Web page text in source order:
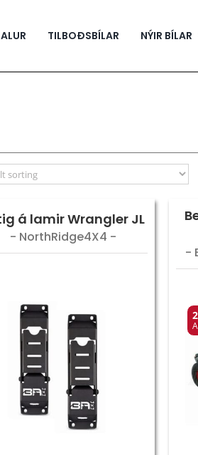
TILBOÐSBÍLAR NÝIR BÍLAR
á lamir Wrangler JL
- NorthRidge4X4 -
-